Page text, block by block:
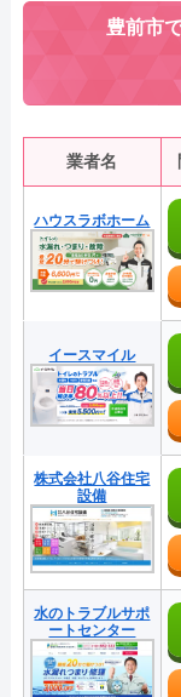
豊前市
業者名
ハウスラボホーム
イースマイル
株式会社八谷住宅
設備
水のトラブルサポ
ートセンター